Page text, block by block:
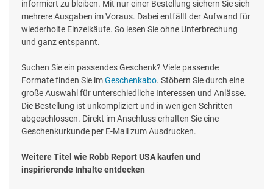
informiert zu bleiben. Mit nur einer Bestellung sichern Sie sich
mehrere Ausgaben im Voraus. Dabei entfällt der Aufwand für
wiederholte Einzelkäufe. So lesen Sie ohne Unterbrechung
und ganz entspannt.
Suchen Sie ein passendes Geschenk? Viele passende
Formate finden Sie imGeschenkabo. Stöbern Sie durch eine
große Auswahl für unterschiedliche Interessen und Anlässe.
Die Bestellung ist unkompliziert und in wenigen Schritten
abgeschlossen. Direkt im Anschluss erhalten Sie eine
Geschenkurkunde per E-Mail zum Ausdrucken.
Weitere Titel wie Robb Report USA kaufen und
inspirierende Inhalte entdecken